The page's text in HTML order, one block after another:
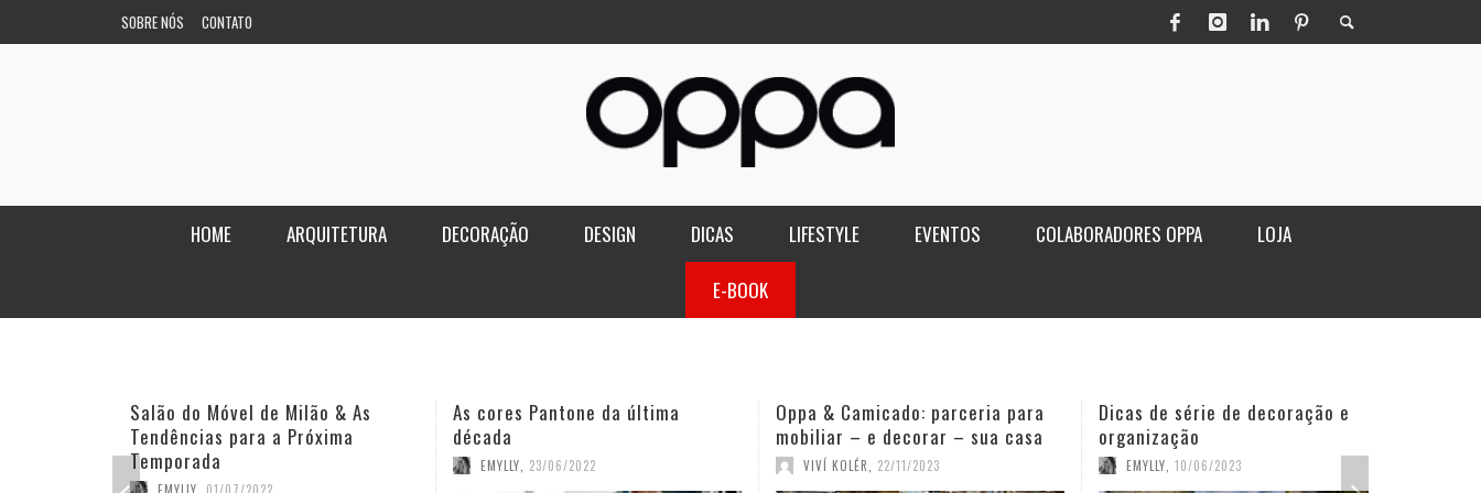
SOBRE NÓS CONTATO
HOME ARQUITETURA DECORAÇÃO DESIGN DICAS LIFESTYLE EVENTOS COLABORADORES OPPA LOJA
E-BOOK
Salão do Móvel de Milão & As
Tendências para a Próxima
Temporada
As cores Pantone da última
década
EMYLLY 23/06/2022
Oppa & Camicado: parceria para
mobiliar – e decorar – sua casa
VIVÍ KOLÉR 22/11/2023
Dicas de série de decoração e
organização
EMYLLY 10/06/2023